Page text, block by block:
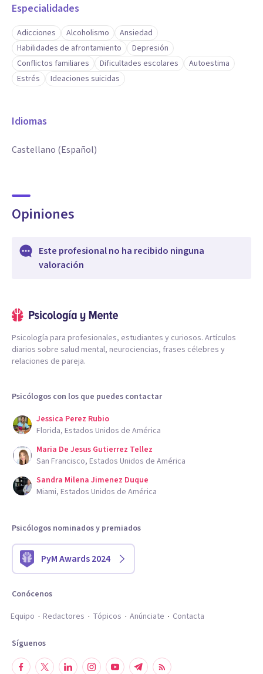
Especialidades
Adicciones Alcoholismo
Ansiedad
Habilidades de afrontamiento
Depresión
Conflictos familiares
Dificultades escolares
Autoestima
Estrés
Ideaciones suicidas
Idiomas
Castellano (Español)
Opiniones
Este profesional no ha recibido ninguna
valoración
Psicología para profesionales, estudiantes y curiosos. Artículos
diarios sobre salud mental, neurociencias, frases célebres y
relaciones de pareja.
Psicólogos con los que puedes contactar
Jessica Perez Rubio
Florida, Estados Unidos de América
Maria De Jesus Gutierrez Tellez
San Francisco, Estados Unidos de América
Sandra Milena Jimenez Duque
Miami, Estados Unidos de América
Psicólogos nominados y premiados
PyM Awards 2024
Conócenos
Equipo
Redactores Tópicos Anúnciate Contacta
Síguenos